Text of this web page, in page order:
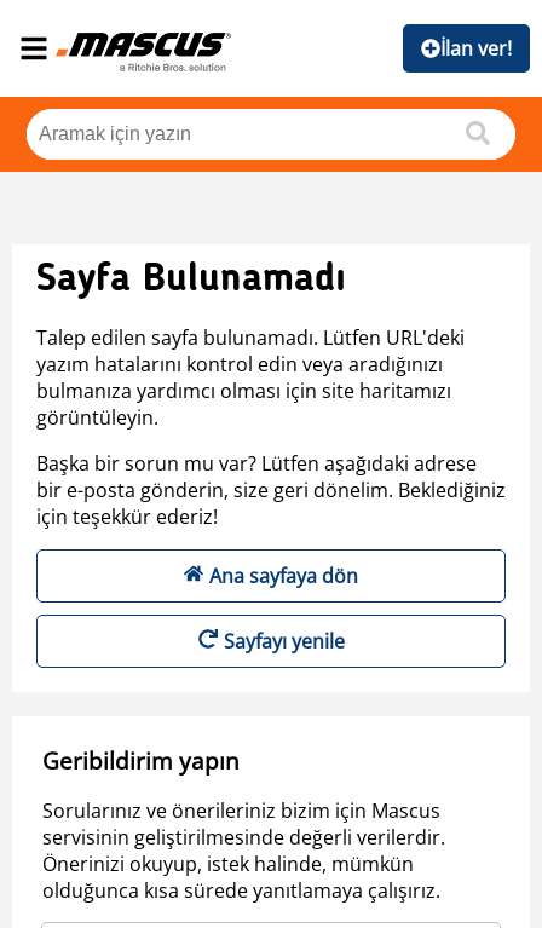
İlan ver!
Sayfa Bulunamadı
Talep edilen sayfa bulunamadı. Lütfen URL'deki
yazım hatalarını kontrol edin veya aradığınızı
bulmanıza yardımcı olması için site haritamızı
görüntüleyin.
Başka bir sorun mu var? Lütfen aşağıdaki adrese
bir e-posta gönderin, size geri dönelim. Beklediğiniz
için teşekkür ederiz!
Ana sayfaya dön
Sayfayı yenile
Geribildirim yapın
Sorularınız ve önerileriniz bizim için Mascus
servisinin geliştirilmesinde değerli verilerdir.
Önerinizi okuyup, istek halinde, mümkün
olduğunca kısa sürede yanıtlamaya çalışırız.